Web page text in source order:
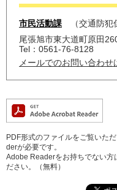
市民活動課
交通防犯
尾張旭市東大道町原田
Tel：0561-76-8128
メールでのお問い合わせ
PDF形式のファイルをご覧いた
derが必要です。
Adobe Readerをお持ちでない方
ださい。（無料）